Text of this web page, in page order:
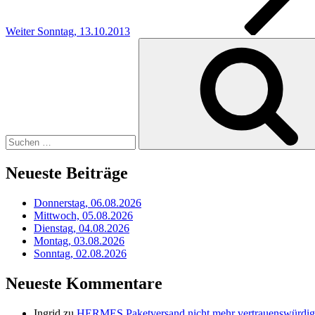
Weiter Sonntag, 13.10.2013
Neueste Beiträge
Donnerstag, 06.08.2026
Mittwoch, 05.08.2026
Dienstag, 04.08.2026
Montag, 03.08.2026
Sonntag, 02.08.2026
Neueste Kommentare